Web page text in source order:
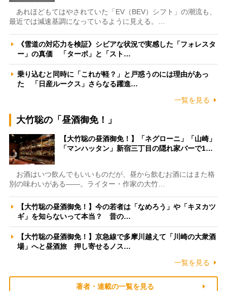
あれほどもてはやされていた「EV（BEV）シフト」の潮流も、
最近では減速基調になっているように見える。…
《雪道の対応力を検証》シビアな状況で実感した「フォレスタ
ー」の真価 「ターボ」と「スト…
乗り込むと同時に「これが軽？」と戸惑うのには理由があっ
た 「日産ルークス」さらなる躍進…
一覧を見る
大竹聡の「昼酒御免！」
【大竹聡の昼酒御免！】「ネグローニ」「山崎」
「マンハッタン」新宿三丁目の隠れ家バーで1…
お酒はいつ飲んでもいいものだが、昼から飲むお酒にはまた格
別の味わいがある――。ライター・作家の大竹…
【大竹聡の昼酒御免！】今の若者は「なめろう」や「キヌカツ
ギ」を知らないって本当？ 昔の…
【大竹聡の昼酒御免！】京急線で多摩川越えて「川崎の大衆酒
場」へと昼酒旅 押し寄せるノス…
一覧を見る
著者・連載の一覧を見る